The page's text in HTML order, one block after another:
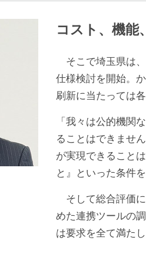
コスト、機能
そこで埼玉県は
仕様検討を開始。
刷新に当たっては
「我々は公的機関
ることはできませ
が実現できること
と』といった条件
そして総合評価
めた連携ツールの
は要求を全て満た